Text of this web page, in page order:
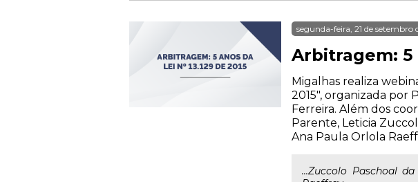
segunda-feira, 21 de setembro
Arbitragem: 5
Migalhas realiza
2015", organizada por
Ferreira. Além dos
Parente, Leticia
Ana Paula Orlola
...Zuccolo Paschoal